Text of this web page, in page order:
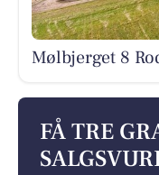
Mølbjerget 8
FÅ TRE